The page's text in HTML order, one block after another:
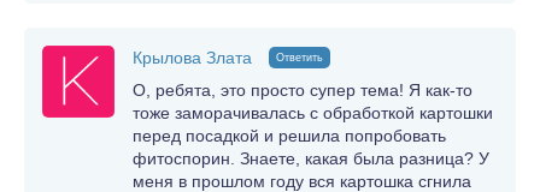
Крылова Злата Ответить
О, ребята, это просто супер тема! Я как-то
тоже заморачивалась с обработкой картошки
перед посадкой и решила попробовать
фитоспорин. Знаете, какая была разница? У
меня в прошлом году вся картошка сгнила